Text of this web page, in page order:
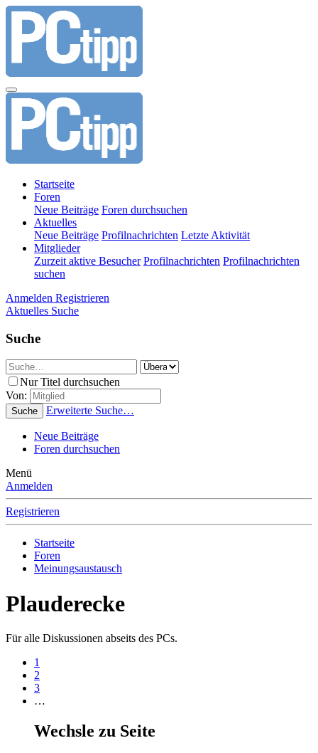
Startseite
Foren
Neue Beiträge Foren durchsuchen
Aktuelles
Neue Beiträge Profilnachrichten Letzte Aktivität
Mitglieder
Zurzeit aktive Besucher Profilnachrichten Profilnachrichten
suchen
Anmelden Registrieren
Aktuelles Suche
Suche
Nur Titel durchsuchen
Von:
Suche Erweiterte Suche…
Neue Beiträge
Foren durchsuchen
Menü
Anmelden
Registrieren
Startseite
Foren
Meinungsaustausch
Plauderecke
Für alle Diskussionen abseits des PCs.
1
2
3
…
Wechsle zu Seite